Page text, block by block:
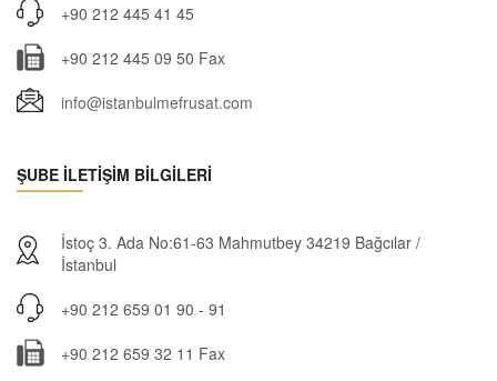
+90 212 445 41 45
+90 212 445 09 50 Fax
info@istanbulmefrusat.com
ŞUBE İLETİŞİM BİLGİLERİ
İstoç 3. Ada No:61-63 Mahmutbey 34219 Bağcılar /
İstanbul
+90 212 659 01 90 - 91
+90 212 659 32 11 Fax